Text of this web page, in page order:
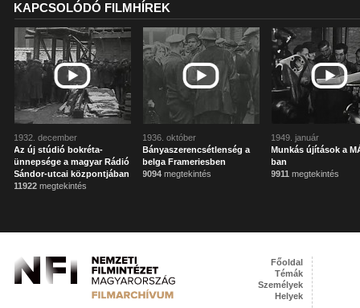
KAPCSOLÓDÓ FILMHÍREK
1932. december
Az új stúdió bokréta-
ünnepsége a magyar Rádió
Sándor-utcai központjában
11922 megtekintés
1936. október
Bányaszerencsétlenség a
belga Frameriesben
9094 megtekintés
1949. január
Munkás újítások a
ban
9911 megtekintés
Főoldal
Témák
Személyek
Helyek